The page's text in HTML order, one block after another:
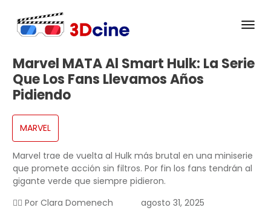
Marvel MATA Al Smart Hulk: La Serie
Que Los Fans Llevamos Años
Pidiendo
MARVEL
Marvel trae de vuelta al Hulk más brutal en una miniserie
que promete acción sin filtros. Por fin los fans tendrán al
gigante verde que siempre pidieron.
✍🏻 Por Clara Domenech agosto 31, 2025